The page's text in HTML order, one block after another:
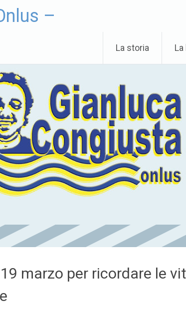
–
La storia
marzo per ricordare le